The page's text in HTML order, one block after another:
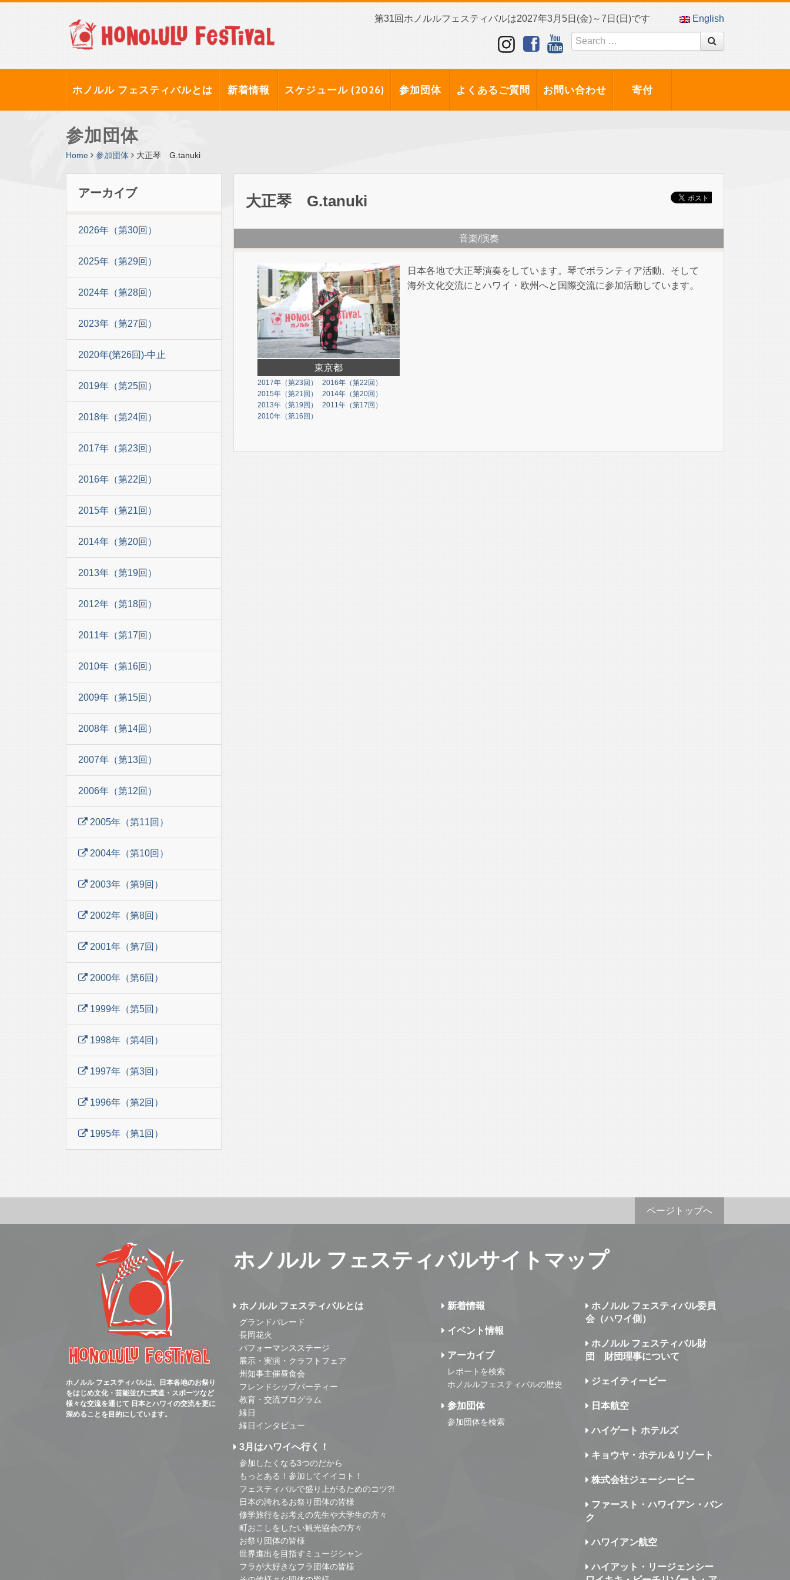
第31回ホノルルフェスティバルは2027年3月5日(金)～7日(日)です English
ホノルル フェスティバルとは 新着情報 スケジュール (2026) 参加団体 よくあるご質問 お問い合わせ 寄付
参加団体
Home 参加団体 大正琴 G.tanuki
アーカイブ
2026年（第30回）
2025年（第29回）
2024年（第28回）
2023年（第27回）
2020年(第26回)-中止
2019年（第25回）
2018年（第24回）
2017年（第23回）
2016年（第22回）
2015年（第21回）
2014年（第20回）
2013年（第19回）
2012年（第18回）
2011年（第17回）
2010年（第16回）
2009年（第15回）
2008年（第14回）
2007年（第13回）
2006年（第12回）
2005年（第11回）
2004年（第10回）
2003年（第9回）
2002年（第8回）
2001年（第7回）
2000年（第6回）
1999年（第5回）
1998年（第4回）
1997年（第3回）
1996年（第2回）
1995年（第1回）
大正琴 G.tanuki
音楽/演奏
東京都
2017年（第23回）
2016年（第22回）
2015年（第21回）
2014年（第20回）
2013年（第19回）
2011年（第17回）
2010年（第16回）
日本各地で大正琴演奏をしています。琴でボランティア活動、そして
海外文化交流にとハワイ・欧州へと国際交流に参加活動しています。
ページトップへ
ホノルル フェスティバルは、日本各地のお祭り
をはじめ文化・芸能並びに武道・スポーツなど
様々な交流を通じて 日本とハワイの交流を更に
深めることを目的にしています。
ホノルル フェスティバルサイトマップ
ホノルル フェスティバルとは
グランドパレード
長岡花火
パフォーマンスステージ
展示・実演・クラフトフェア
州知事主催昼食会
フレンドシップパーティー
教育・交流プログラム
縁日
縁日インタビュー
3月はハワイへ行く！
参加したくなる3つのだから
もっとある！参加してイイコト！
フェスティバルで盛り上がるためのコツ?!
日本の誇れるお祭り団体の皆様
修学旅行をお考えの先生や大学生の方々
町おこしをしたい観光協会の方々
お祭り団体の皆様
世界進出を目指すミュージシャン
フラが大好きなフラ団体の皆様
新着情報
イベント情報
アーカイブ
レポートを検索
ホノルルフェスティバルの歴史
参加団体
参加団体を検索
ホノルル フェスティバル委員
会（ハワイ側）
ホノルル フェスティバル財
団 財団理事について
ジェイティービー
日本航空
ハイゲート ホテルズ
キョウヤ・ホテル＆リゾート
株式会社ジェーシービー
ファースト・ハワイアン・バン
ク
ハワイアン航空
ハイアット・リージェンシー